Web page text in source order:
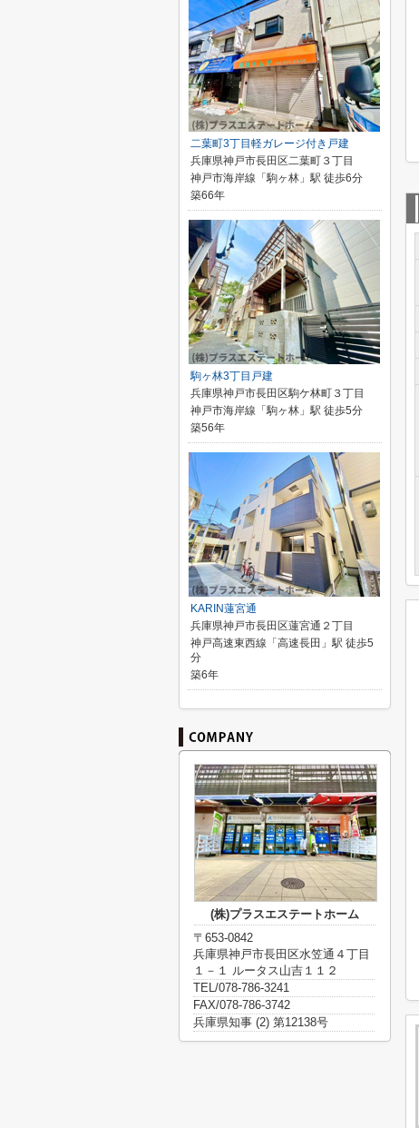
二葉町3丁目軽ガレージ付き戸建
兵庫県神戸市長田区二葉町３丁目
神戸市海岸線「駒ヶ林」駅 徒歩6分
築66年
駒ヶ林3丁目戸建
兵庫県神戸市長田区駒ケ林町３丁目
神戸市海岸線「駒ヶ林」駅 徒歩5分
築56年
KARIN蓮宮通
兵庫県神戸市長田区蓮宮通２丁目
神戸高速東西線「高速長田」駅 徒歩5
分
築6年
(株)プラスエステートホーム
〒653-0842
兵庫県神戸市長田区水笠通４丁目
１－１ ルータス山吉１１２
TEL/078-786-3241
FAX/078-786-3742
兵庫県知事 (2) 第12138号